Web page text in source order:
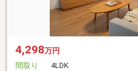
4,298万円
間取り
4LDK